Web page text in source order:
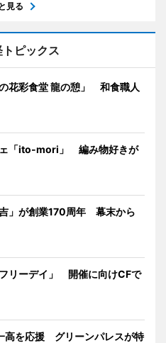
見る
ピックス
花彩食堂 龍の憩」 和食職人
ェ「ito-mori」 編み物好きが
」が創業170周年 幕末から
リーデイ」 開催に向けCFで
高を応援 グリーンパレスが特